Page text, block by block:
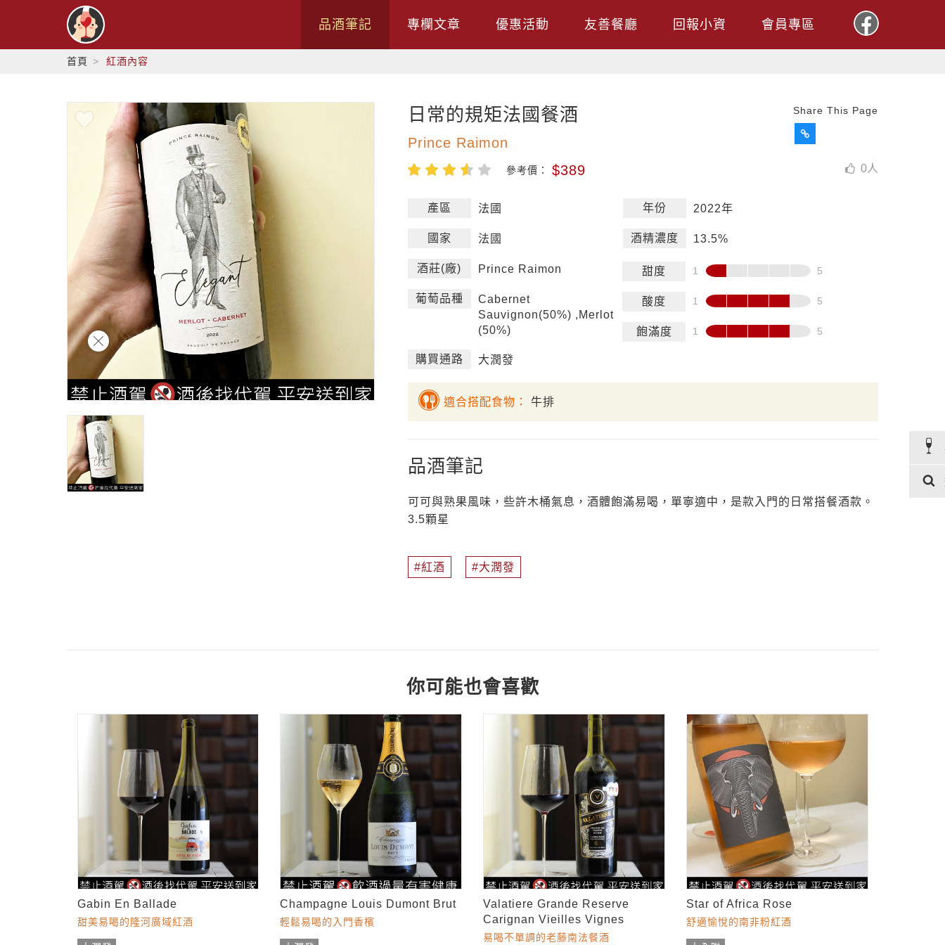
品酒筆記 專欄文章 優惠活動 友善餐廳 回報小資 會員專區
首頁 紅酒內容
Share This Page
0人
日常的規矩法國餐酒
Prince Raimon
參考價： $389
產區 法國
國家 法國
酒莊(廠) Prince Raimon
葡萄品種
Cabernet
Sauvignon(50%) ,Merlot
(50%)
購買通路 大潤發
年份 2022年
酒精濃度 13.5%
甜度
酸度
飽滿度
適合搭配食物： 牛排
品酒筆記
可可與熟果風味，些許木桶氣息，酒體飽滿易喝，單寧適中，是款入門的日常搭餐酒款。
3.5顆星
紅酒 大潤發
你可能也會喜歡
Gabin En Ballade
甜美易喝的隆河廣域紅酒
Champagne Louis Dumont Brut
輕鬆易喝的入門香檳
Valatiere Grande Reserve
Carignan Vieilles Vignes
易喝不單調的老藤南法餐酒
Star of Africa Rose
舒適愉悅的南非粉紅酒